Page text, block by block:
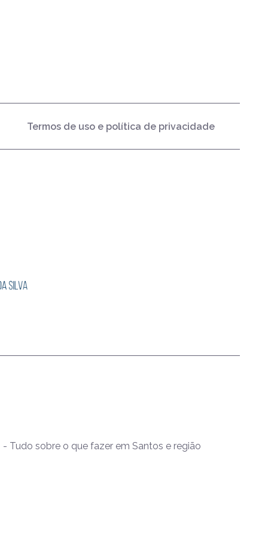
Termos de uso e política de privacidade
- Tudo sobre o que fazer em Santos e região